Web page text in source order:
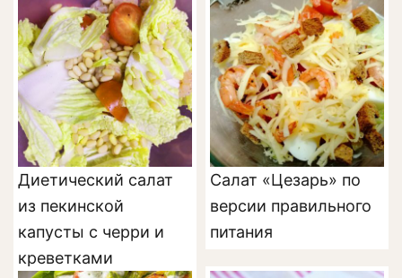
Диетический салат
из пекинской
капусты с черри и
креветками
Салат «Цезарь» по
версии правильного
питания